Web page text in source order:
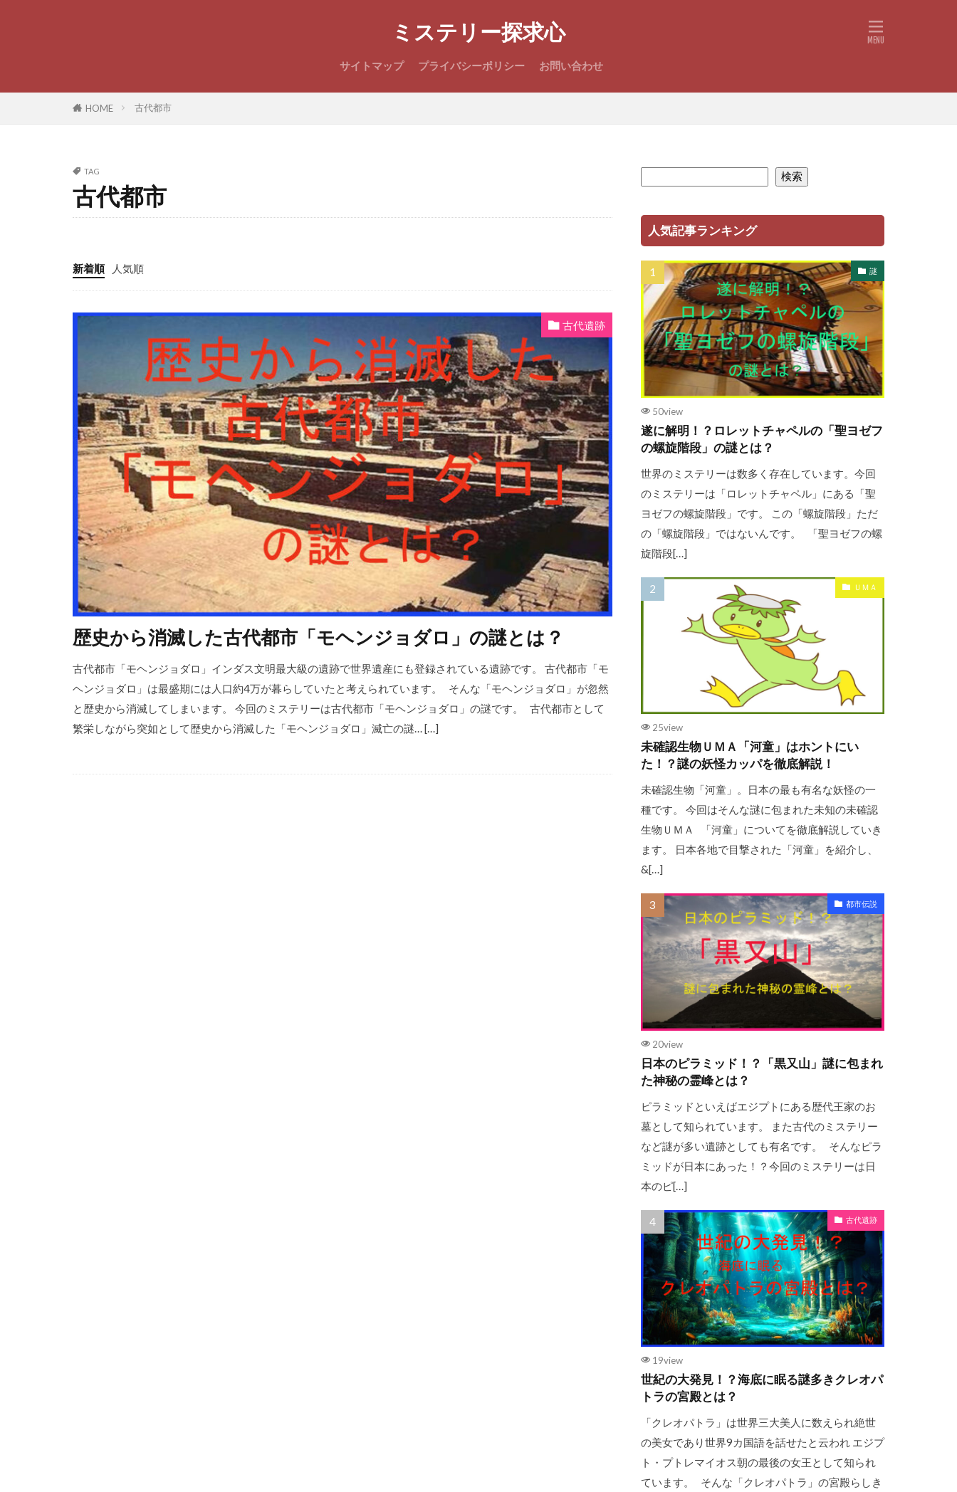
ミステリー探求心
サイトマップ プライバシーポリシー お問い合わせ
HOME 古代都市
TAG
古代都市
新着順 人気順
古代遺跡
歴史から消滅した古代都市「モヘンジョダロ」の謎とは？
古代都市「モヘンジョダロ」インダス文明最大級の遺跡で世界遺産にも登録されている遺跡です。 古代都市「モ
ヘンジョダロ」は最盛期には人口約4万が暮らしていたと考えられています。 そんな「モヘンジョダロ」が忽然
と歴史から消滅してしまいます。 今回のミステリーは古代都市「モヘンジョダロ」の謎です。 古代都市として
繁栄しながら突如として歴史から消滅した「モヘンジョダロ」滅亡の謎… […]
検索
人気記事ランキング
謎
50view
遂に解明！？ロレットチャペルの「聖ヨゼフ
の螺旋階段」の謎とは？
世界のミステリーは数多く存在しています。今回
のミステリーは「ロレットチャペル」にある「聖
ヨゼフの螺旋階段」です。 この「螺旋階段」ただ
の「螺旋階段」ではないんです。 「聖ヨゼフの螺
旋階段[…]
ＵＭＡ
25view
未確認生物ＵＭＡ「河童」はホントにい
た！？謎の妖怪カッパを徹底解説！
未確認生物「河童」。日本の最も有名な妖怪の一
種です。 今回はそんな謎に包まれた未知の未確認
生物ＵＭＡ 「河童」についてを徹底解説していき
ます。 日本各地で目撃された「河童」を紹介し、
&[…]
都市伝説
20view
日本のピラミッド！？「黒又山」謎に包まれ
た神秘の霊峰とは？
ピラミッドといえばエジプトにある歴代王家のお
墓として知られています。 また古代のミステリー
など謎が多い遺跡としても有名です。 そんなピラ
ミッドが日本にあった！？今回のミステリーは日
本のピ[…]
古代遺跡
19view
世紀の大発見！？海底に眠る謎多きクレオパ
トラの宮殿とは？
「クレオパトラ」は世界三大美人に数えられ絶世
の美女であり世界9カ国語を話せたと云われ エジプ
ト・プトレマイオス朝の最後の女王として知られ
ています。 そんな「クレオパトラ」の宮殿らしき